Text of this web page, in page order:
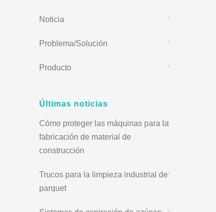
Noticia
Problema/Solución
Producto
Últimas noticias
Cómo proteger las máquinas para la
fabricación de material de
construcción
Trucos para la limpieza industrial de
parquet